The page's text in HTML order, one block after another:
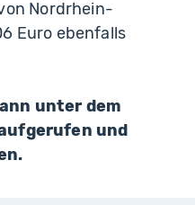
Nordrhein-
Euro ebenfalls
unter dem
und